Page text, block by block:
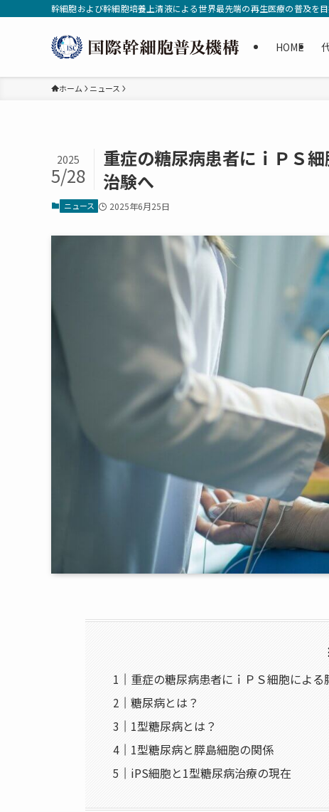
幹細胞および幹細胞培養上清液による世界最先端の再生医療の普及を
HOME
ホーム ニュース
重症の糖尿病患者にｉＰＳ
治験へ
2025
5/28
ニュース 2025年6月25日
重症の糖尿病患者にｉＰＳ細胞によ
糖尿病とは？
1型糖尿病とは？
1型糖尿病と膵島細胞の関係
iPS細胞と1型糖尿病治療の現在